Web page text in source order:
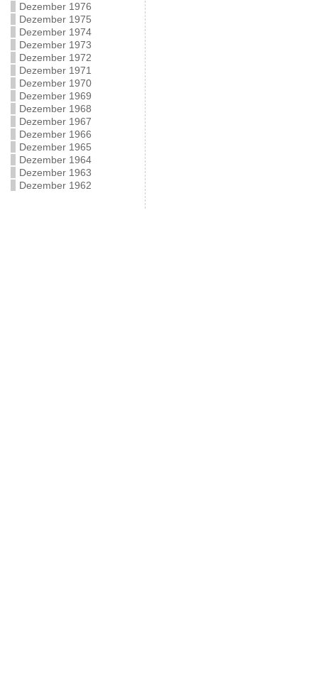
Dezember 1976
Dezember 1975
Dezember 1974
Dezember 1973
Dezember 1972
Dezember 1971
Dezember 1970
Dezember 1969
Dezember 1968
Dezember 1967
Dezember 1966
Dezember 1965
Dezember 1964
Dezember 1963
Dezember 1962